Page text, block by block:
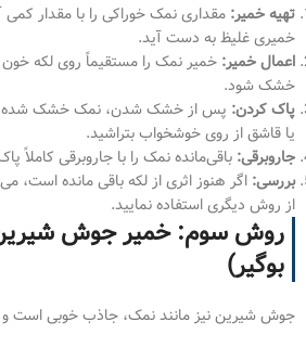
تهیه خمیر: مقداری نمک خوراکی را با مقدار
خمیری غلیظ به دست آید.
اعمال خمیر: خمیر نمک را مستقیماً روی لکه خون
خشک شود.
پاک کردن: پس از خشک شدن، نمک خشک شده را
یا قاشق از روی خوشخواب بتراشید.
جاروبرقی: باقی‌مانده نمک را با جاروبرقی کاملاً
بررسی: اگر هنوز اثری از لکه باقی مانده است،
از روش دیگری استفاده نمایید.
روش سوم: خمیر جوش شیرین
بوگیر)
جوش شیرین نیز مانند نمک، جاذب خوبی است و